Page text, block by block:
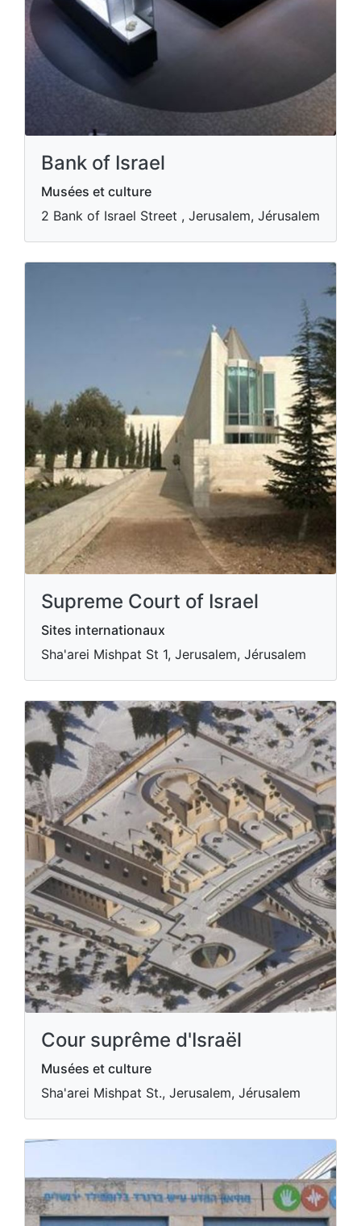
Bank of Israel
Musées et culture
2 Bank of Israel Street , Jerusalem, Jérusalem
Supreme Court of Israel
Sites internationaux
Sha'arei Mishpat St 1, Jerusalem, Jérusalem
Cour suprême d'Israël
Musées et culture
Sha'arei Mishpat St., Jerusalem, Jérusalem